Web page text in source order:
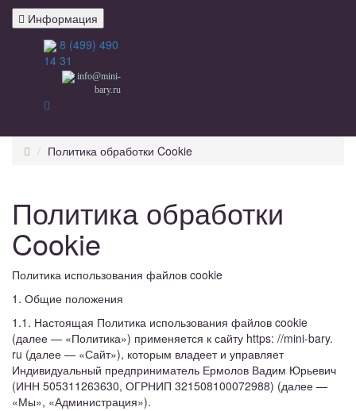
Информация
8 (499) 490
14 31
info@mini-
bary.ru
Политика обработки Cookie
Политика обработки
Cookie
Политика использования файлов cookie
1. Общие положения
1.1. Настоящая Политика использования файлов cookie
(далее — «Политика») применяется к сайту https: //mini-bary.
ru (далее — «Сайт»), которым владеет и управляет
Индивидуальный предприниматель Ермолов Вадим Юрьевич
(ИНН 505311263630, ОГРНИП 321508100072988) (далее —
«Мы», «Администрация»).